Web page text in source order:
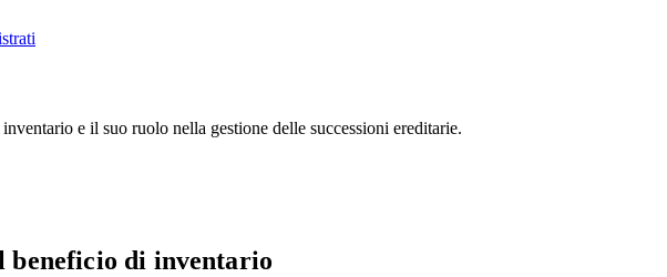
e il suo ruolo nella gestione delle successioni ereditarie.
beneficio di inventario